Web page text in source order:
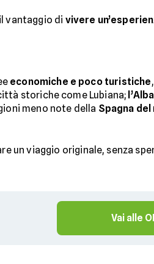
vantaggio di vivere
economiche e poco turistiche
storiche come Lubiana;
meno note della Spagna del
un viaggio originale, senza
Vai alle